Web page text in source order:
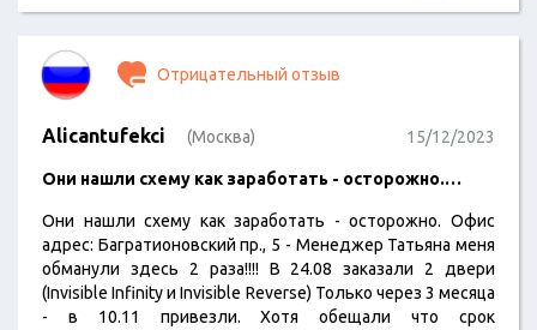
Отрицательный отзыв
Alicantufekci (Москва) 15/12/2023
Они нашли схему как заработать - осторожно.…
Они нашли схему как заработать - осторожно. Офис
адрес: Багратионовский пр., 5 - Менеджер Татьяна меня
обманули здесь 2 раза!!!! В 24.08 заказали 2 двери
(Invisible Infinity и Invisible Reverse) Только через 3 месяца
- в 10.11 привезли. Хотя обещали что срок